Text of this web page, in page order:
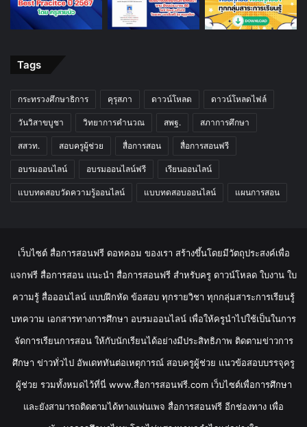
Tags
กระทรวงศึกษาธิการ คุรุสภา ดาวน์โหลด ดาวน์โหลดไฟล์
วันวิสาขบูชา วิทยาการคำนวณ สพฐ. สภาการศึกษา
สสวท. สอบครูผู้ช่วย สื่อการสอน สื่อการสอนฟรี
อบรมออนไลน์ อบรมออนไลน์ฟรี เรียนออนไลน์
แบบทดสอบวัดความรู้ออนไลน์ แบบทดสอบออนไลน์ แผนการสอน
เว็บไซต์ สื่อการสอนฟรี ดอทคอม ของเรา สร้างขึ้นโดยมีวัตถุประสงค์เพื่อ
แจกฟรี สื่อการสอน แนะนำ สื่อการสอนฟรี สำหรับครู ดาวน์โหลด ใบงาน ใบ
ความรู้ สื่อออนไลน์ แบบฝึกหัด ข้อสอบ ทุกรายวิชา ทุกกลุ่มสาระการเรียนรู้
บทความ เอกสารทางการศึกษา อบรมออนไลน์ เพื่อให้ครูนำไปใช้เป็นในการ
จัดการเรียนการสอน ให้กับนักเรียนได้อย่างมีประสิทธิภาพ ติดตามข่าวการ
ศึกษา ข่าวทั่วไป อัพเดททันต่อเหตุการณ์ สอบครูผู้ช่วย แนวข้อสอบบรรจุครู
ผู้ช่วย รวมทั้งหมดไว้ที่นี่ www.สื่อการสอนฟรี.com เว็บไซต์เพื่อการศึกษา
และยังสามารถติดตามได้ทางแฟนเพจ สื่อการสอนฟรี อีกช่องทาง เพื่อ